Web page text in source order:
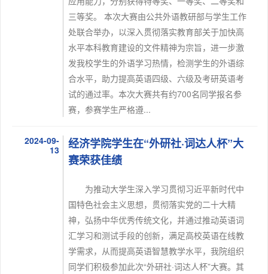
三等奖。 本次大赛由公共外语教研部与学生工作
处联合举办，以深入贯彻落实教育部关于加快高
水平本科教育建设的文件精神为宗旨，进一步激
发我校学生的外语学习热情，检测学生的外语综
合水平，助力提高英语四级、六级及考研英语考
试的通过率。本次大赛共有约700名同学报名参
赛，参赛学生严格遵...
2024-09-
13
经济学院学生在“外研社·词达人杯”大
赛荣获佳绩
为推动大学生深入学习贯彻习近平新时代中
国特色社会主义思想，贯彻落实党的二十大精
神，弘扬中华优秀传统文化，并通过推动英语词
汇学习和测试手段的创新，满足高校英语在线教
学需求，从而提高英语智慧教学水平，我院组织
同学们积极参加此次“外研社·词达人杯”大赛。其